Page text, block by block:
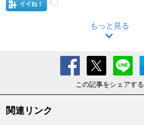
イイね！
もっと見る
この記事をシェアする
関連リンク